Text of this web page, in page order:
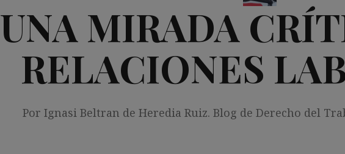
UNA MIRADA
RELACIONES
Por Ignasi Beltran de Heredia Ruiz. Blog de Derecho del